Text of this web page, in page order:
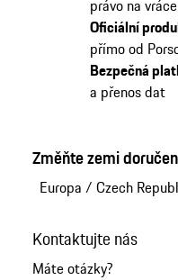
právo na
Oficiální
přímo od
Bezpečná
a přenos dat
Změňte zemi
Europa / Czech
Kontaktujte nás
Máte otázky?